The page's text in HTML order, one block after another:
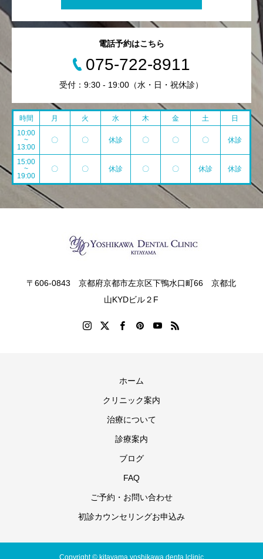
電話予約はこちら
075-722-8911
受付：9:30 - 19:00（水・日・祝休診）
時間 月 火 水 木 金 土
日
10:00
~
13:00
〇 〇 休診 〇 〇 〇 休診
15:00
~
19:00
〇 〇 休診 〇 〇 休診 休診
〒606-0843 京都府京都市左京区下鴨水口町66 京都北
山KYDビル２F
ホーム
クリニック案内
治療について
診療案内
ブログ
FAQ
ご予約・お問い合わせ
初診カウンセリングお申込み
Copyright © kitayama yoshikawa denta lclinic